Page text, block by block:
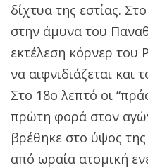
δίχτυα της εστίας.
στην άμυνα του
εκτέλεση κόρνερ του
να αιφνιδιάζεται και
Στο 18ο λεπτό οι
πρώτη φορά στον
βρέθηκε στο ύψος
από ωραία ατομική